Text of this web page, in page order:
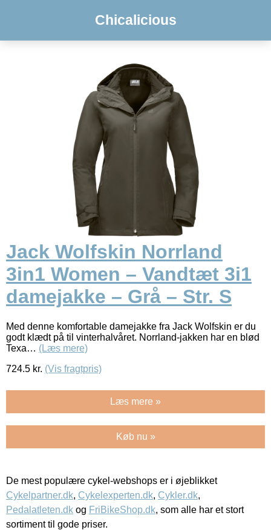
Chicalicious
Jack Wolfskin Norrland
3in1 Women – Vandtæt 3i1
damejakke – Grå – Str. S
Med denne komfortable damejakke fra Jack Wolfskin er du
godt klædt på til vinterhalvåret. Norrland-jakken har en blød
Texa… (Læs mere)
724.5 kr. (Vis fragtpris)
Læs mere »
Køb nu »
De mest populære cykel-webshops er i øjeblikket
Cykelpartner.dk, Cykelexperten.dk, Cykler.dk,
Pedalatleten.dk og FriBikeShop.dk, som alle har et stort
sortiment til gode priser.